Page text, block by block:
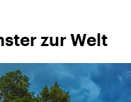
zur Welt